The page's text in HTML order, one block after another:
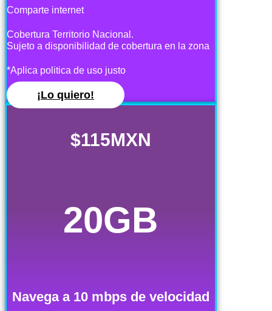
Comparte internet
Cobertura Territorio Nacional.
Sujeto a disponibilidad de cobertura en la zona
*Aplica politica de uso justo
¡Lo quiero!
$115MXN
20GB
Navega a 10 mbps de velocidad